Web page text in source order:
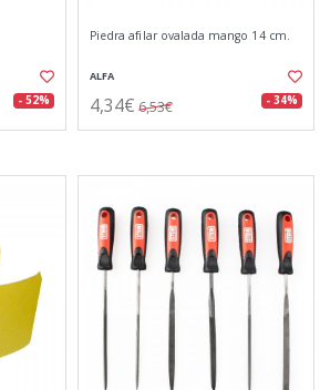
- 52%
Piedra afilar ovalada mango 14 cm.
ALFA
4,34€ 6,53€ - 34%